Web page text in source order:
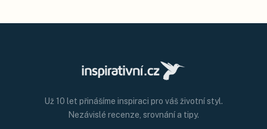
Už 10 let přinášíme inspiraci pro váš životní styl.
Nezávislé recenze, srovnání a tipy.